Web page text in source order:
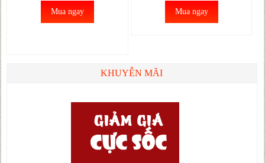
Mua ngay Mua ngay
KHUYỄN MÃI